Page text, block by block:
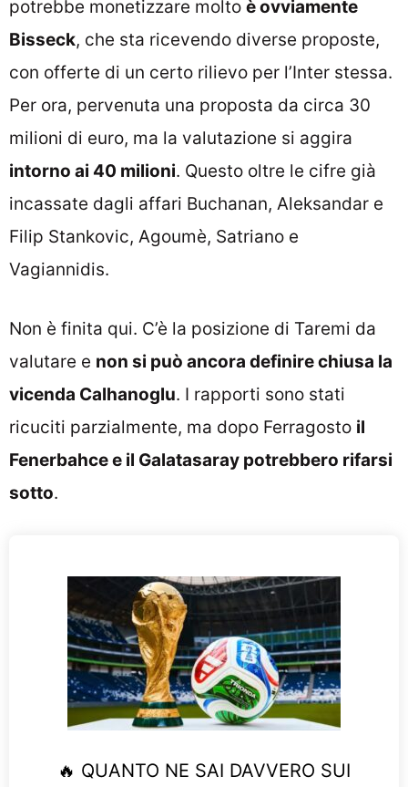
potrebbe monetizzare molto è ovviamente
Bisseck, che sta ricevendo diverse proposte,
con offerte di un certo rilievo per l’Inter stessa.
Per ora, pervenuta una proposta da circa 30
milioni di euro, ma la valutazione si aggira
intorno ai 40 milioni. Questo oltre le cifre già
incassate dagli affari Buchanan, Aleksandar e
Filip Stankovic, Agoumè, Satriano e
Vagiannidis.
Non è finita qui. C’è la posizione di Taremi da
valutare e non si può ancora definire chiusa la
vicenda Calhanoglu. I rapporti sono stati
ricuciti parzialmente, ma dopo Ferragosto il
Fenerbahce e il Galatasaray potrebbero rifarsi
sotto.
🔥 QUANTO NE SAI DAVVERO SUI